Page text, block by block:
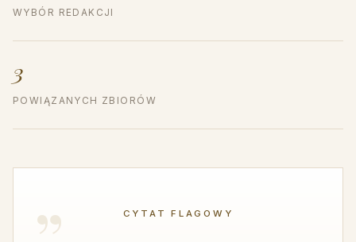
WYBÓR REDAKCJI
3
POWIĄZANYCH ZBIORÓW
CYTAT FLAGOWY